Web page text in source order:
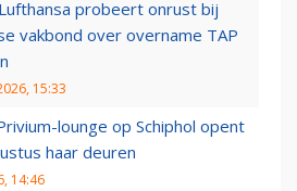
probeert onrust bij
vakbond over overname TAP
15:33
lounge op Schiphol opent
haar deuren
14:46